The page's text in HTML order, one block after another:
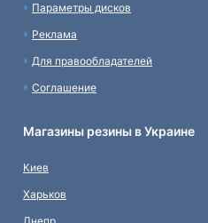
Параметры дисков
Реклама
Для правообладателей
Соглашение
Магазины резины в Украине
Киев
Харьков